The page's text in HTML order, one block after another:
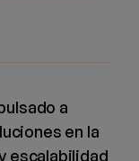
a
en la
escalabilidad